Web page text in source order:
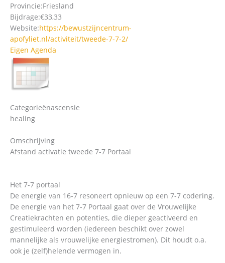
Provincie:Friesland
Bijdrage:€33,33
Website:https://bewustzijncentrum-
apofyliet.nl/activiteit/tweede-7-7-2/
Eigen Agenda
Categorieënascensie
healing
Omschrijving
Afstand activatie tweede 7-7 Portaal
Het 7-7 portaal
De energie van 16-7 resoneert opnieuw op een 7-7 codering.
De energie van het 7-7 Portaal gaat over de Vrouwelijke
Creatiekrachten en potenties, die dieper geactiveerd en
gestimuleerd worden (iedereen beschikt over zowel
mannelijke als vrouwelijke energiestromen). Dit houdt o.a.
ook je (zelf)helende vermogen in.